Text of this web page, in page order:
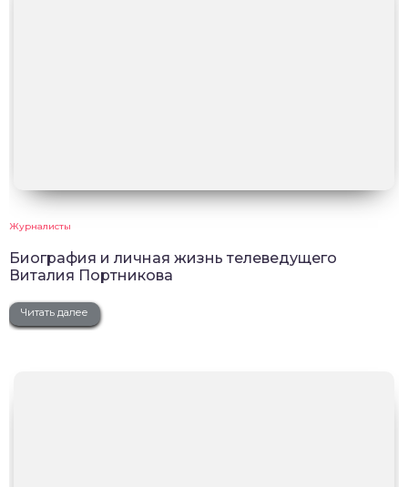
Журналисты
Биография и личная жизнь телеведущего
Виталия Портникова
Читать далее